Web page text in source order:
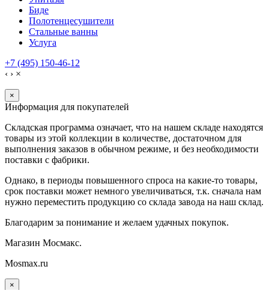
Биде
Полотенцесушители
Стальные ванны
Услуга
+7 (495) 150-46-12
‹ › ×
×
Информация для покупателей
Складская программа означает, что на нашем складе находятся
товары из этой коллекции в количестве, достаточном для
выполнения заказов в обычном режиме, и без необходимости
поставки с фабрики.
Однако, в периоды повышенного спроса на какие-то товары,
срок поставки может немного увеличиваться, т.к. сначала нам
нужно переместить продукцию со склада завода на наш склад.
Благодарим за понимание и желаем удачных покупок.
Магазин Мосмакс.
Mosmax.ru
×